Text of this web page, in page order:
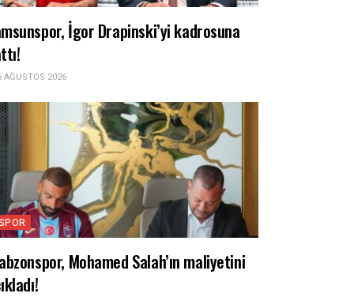
İgor Drapinski’yi kadrosuna
AĞUSTOS 2026
Mohamed Salah’ın maliyetini